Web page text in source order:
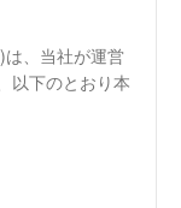
、当社が運営
以下のとおり本